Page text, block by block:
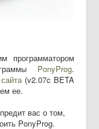
программатором
PonyProg.
(v2.07c BETA
ее.
вас о том,
PonyProg.